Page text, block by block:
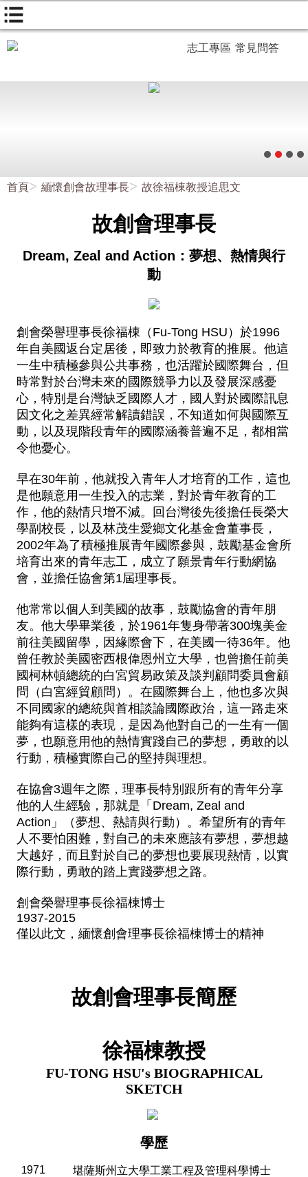
志工專區 常見問答
首頁 緬懷創會故理事長 故徐福棟教授追思文
故創會理事長
Dream, Zeal and Action：夢想、熱情與行
動
創會榮譽理事長徐福棟（Fu-Tong HSU）於1996
年自美國返台定居後，即致力於教育的推展。他這
一生中積極參與公共事務，也活躍於國際舞台，但
時常對於台灣未來的國際競爭力以及發展深感憂
心，特別是台灣缺乏國際人才，國人對於國際訊息
因文化之差異經常解讀錯誤，不知道如何與國際互
動，以及現階段青年的國際涵養普遍不足，都相當
令他憂心。
早在30年前，他就投入青年人才培育的工作，這也
是他願意用一生投入的志業，對於青年教育的工
作，他的熱情只增不減。回台灣後先後擔任長榮大
學副校長，以及林茂生愛鄉文化基金會董事長，
2002年為了積極推展青年國際參與，鼓勵基金會所
培育出來的青年志工，成立了願景青年行動網協
會，並擔任協會第1屆理事長。
他常常以個人到美國的故事，鼓勵協會的青年朋
友。他大學畢業後，於1961年隻身帶著300塊美金
前往美國留學，因緣際會下，在美國一待36年。他
曾任教於美國密西根偉恩州立大學，也曾擔任前美
國柯林頓總統的白宮貿易政策及談判顧問委員會顧
問（白宮經貿顧問）。在國際舞台上，他也多次與
不同國家的總統與首相談論國際政治，這一路走來
能夠有這樣的表現，是因為他對自己的一生有一個
夢，也願意用他的熱情實踐自己的夢想，勇敢的以
行動，積極實際自己的堅持與理想。
在協會3週年之際，理事長特別跟所有的青年分享
他的人生經驗，那就是「Dream, Zeal and
Action」（夢想、熱請與行動）。希望所有的青年
人不要怕困難，對自己的未來應該有夢想，夢想越
大越好，而且對於自己的夢想也要展現熱情，以實
際行動，勇敢的踏上實踐夢想之路。
創會榮譽理事長徐福棟博士
1937-2015
僅以此文，緬懷創會理事長徐福棟博士的精神
故創會理事長簡歷
徐福棟教授
FU-TONG HSU's BIOGRAPHICAL
SKETCH
學歷
1971
堪薩斯州立大學工業工程及管理科學博士